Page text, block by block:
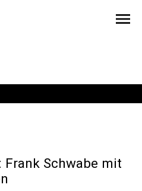
menu
Schwabe mit